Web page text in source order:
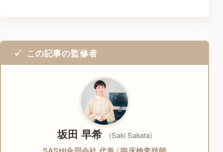
この記事の監修者
坂田 早希 (Saki Sakata)